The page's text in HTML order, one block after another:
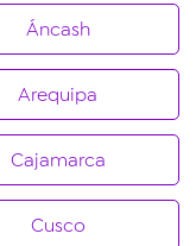
Áncash
Arequipa
Cajamarca
Cusco